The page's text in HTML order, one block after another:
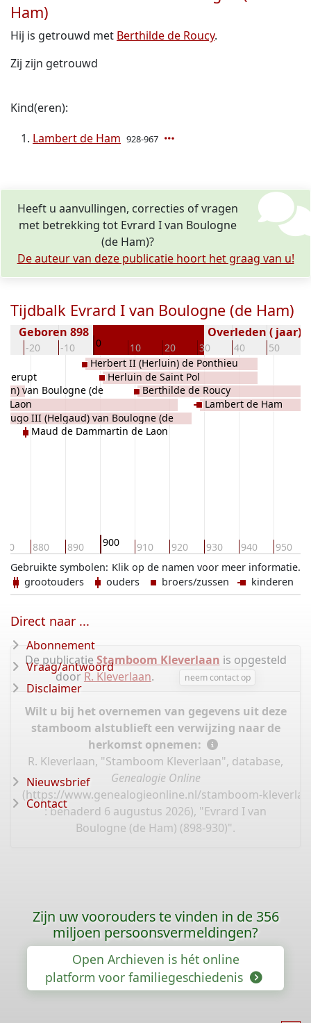
Ham)
Hij is getrouwd met Berthilde de Roucy.
Zij zijn getrouwd
Kind(eren):
Lambert de Ham 928-967
Heeft u aanvullingen, correcties of vragen
met betrekking tot Evrard I van Boulogne
(de Ham)?
De auteur van deze publicatie hoort het graag van u!
Tijdbalk Evrard I van Boulogne (de Ham)
-20 -10 0 10 20 30 40 50
Geboren 898 Overleden ( jaar)
880 890 900 910 920 930 940 950
van Boulogne (de
Laon
Hugo III (Helgaud) van Boulogne (de
Maud de Dammartin de Laon
Herbert II (Herluin) de Ponthieu
Herluin de Saint Pol
Berthilde de Roucy
Lambert de Ham
Klik op de namen voor meer informatie.
Gebruikte symbolen:
grootouders
ouders broers/zussen kinderen
De publicatie Stamboom Kleverlaan is opgesteld
door R. Kleverlaan. neem contact op
Wilt u bij het overnemen van gegevens uit deze
stamboom alstublieft een verwijzing naar de
herkomst opnemen:
R. Kleverlaan, "Stamboom Kleverlaan", database,
Genealogie Online
(https://www.genealogieonline.nl/stamboom-
: benaderd 6 augustus 2026), "Evrard I van
Boulogne (de Ham) (898-930)".
Direct naar ...
Abonnement
Vraag/antwoord
Disclaimer
Nieuwsbrief
Contact
Zijn uw voorouders te vinden in de 356
miljoen persoonsvermeldingen?
Open Archieven is hét online
platform voor familiegeschiedenis